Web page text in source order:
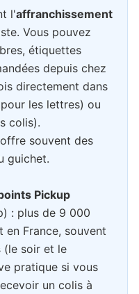
l'affranchissement
Vous pouvez
étiquettes
depuis chez
directement dans
les lettres) ou
colis).
souvent des
guichet.
Pickup
: plus de 9 000
France, souvent
(le soir et le
pratique si vous
un colis à